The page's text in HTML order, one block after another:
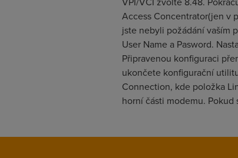
Access Concentrator(jen v
jste nebyli požádání vaším
User Name a Pasword.
Připravenou konfiguraci
ukončete konfigurační
Connection, kde položka
horní části modemu.